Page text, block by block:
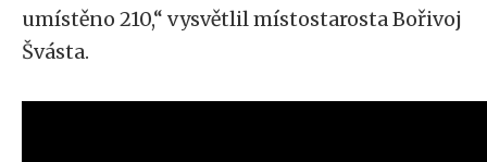
umístěno 210,“ vysvětlil místostarosta Bořivoj
Švásta.